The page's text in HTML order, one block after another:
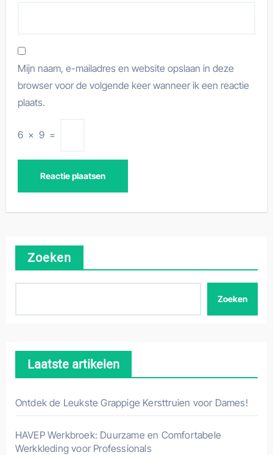
Mijn naam, e-mailadres en website opslaan in deze
browser voor de volgende keer wanneer ik een reactie
plaats.
6 × 9 =
Zoeken
Zoeken
Laatste artikelen
Ontdek de Leukste Grappige Kersttruien voor Dames!
HAVEP Werkbroek: Duurzame en Comfortabele
Werkkleding voor Professionals